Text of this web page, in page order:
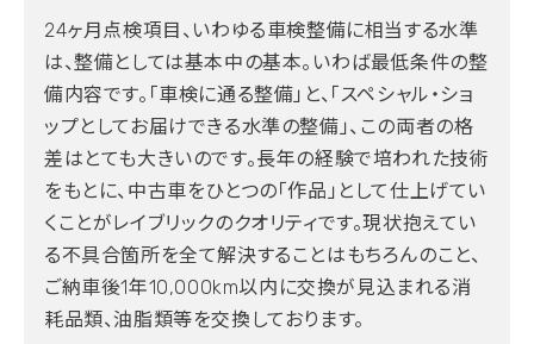
24ヶ月点検項目、いわゆる車検整備に相当する水準
は、整備としては基本中の基本。いわば最低条件の整
備内容です。「車検に通る整備」と、「スペシャル・ショ
ップとしてお届けできる水準の整備」、この両者の格
差はとても大きいのです。長年の経験で培われた技術
をもとに、中古車をひとつの「作品」として仕上げてい
くことがレイブリックのクオリティです。現状抱えてい
る不具合箇所を全て解決することはもちろんのこと、
ご納車後1年10,000km以内に交換が見込まれる消
耗品類、油脂類等を交換しております。